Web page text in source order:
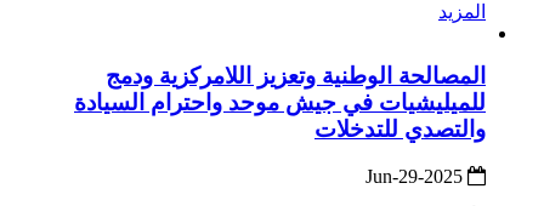
المزيد
المصالحة الوطنية وتعزيز اللامركزية ودمج
للميليشيات في جيش موحد واحترام السيادة
والتصدي للتدخلات